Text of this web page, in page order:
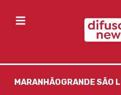
MARANHÃOGRANDE SÃO